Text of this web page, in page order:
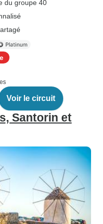
du groupe 40
Voir le circuit
Santorin et